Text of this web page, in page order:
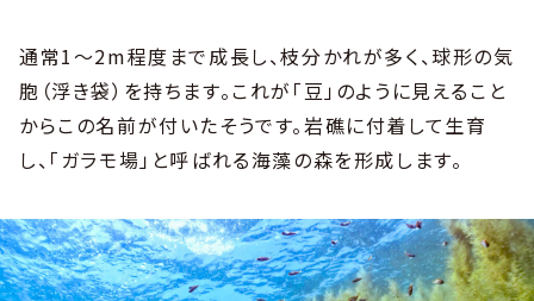
通常1～2m程度まで成長し、枝分かれが多く、球形の気
胞（浮き袋）を持ちます。これが「豆」のように見えること
からこの名前が付いたそうです。岩礁に付着して生育
し、「ガラモ場」と呼ばれる海藻の森を形成します。